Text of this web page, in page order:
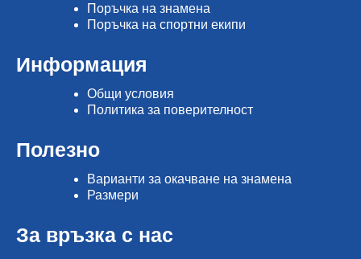
Поръчка на знамена
Поръчка на спортни екипи
Информация
Общи условия
Политика за поверителност
Полезно
Варианти за окачване на знамена
Размери
За връзка с нас